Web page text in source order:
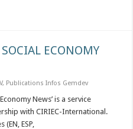
ECONOMY
, Publications Infos Gemdev
News’ is a service
with CIRIEC-International.
ESP,